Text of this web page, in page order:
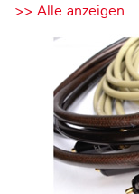
>> Alle anzeigen